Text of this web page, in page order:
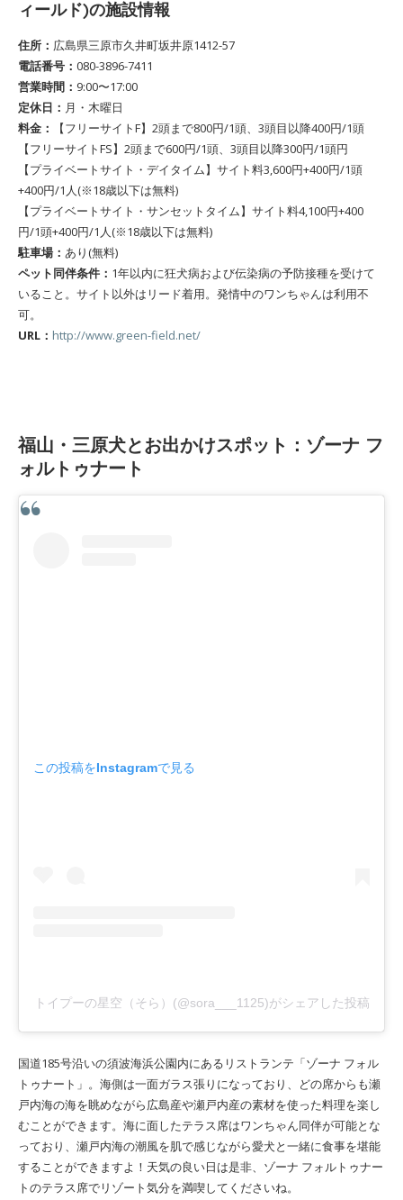
ィールド)の施設情報
住所： 広島県三原市久井町坂井原1412-57
電話番号： 080-3896-7411
営業時間： 9:00〜17:00
定休日： 月・木曜日
料金：
【フリーサイトF】2頭まで800円/1頭、3頭目以降400円/1頭
【フリーサイトFS】2頭まで600円/1頭、3頭目以降300円/1頭円
【プライベートサイト・デイタイム】サイト料3,600円+400円/1頭
+400円/1人(※18歳以下は無料)
【プライベートサイト・サンセットタイム】サイト料4,100円+400
円/1頭+400円/1人(※18歳以下は無料)
駐車場： あり(無料)
ペット同伴条件： 1年以内に狂犬病および伝染病の予防接種を受けて
いること。サイト以外はリード着用。発情中のワンちゃんは利用不
可。
URL： http://www.green-field.net/
福山・三原犬とお出かけスポット：ゾーナ フ
ォルトゥナート
この投稿をInstagramで見る
トイプーの星空（そら）(@sora___1125)がシェアした投稿
国道185号沿いの須波海浜公園内にあるリストランテ「ゾーナ フォル
トゥナート」。海側は一面ガラス張りになっており、どの席からも瀬
戸内海の海を眺めながら広島産や瀬戸内産の素材を使った料理を楽し
むことができます。海に面したテラス席はワンちゃん同伴が可能とな
っており、瀬戸内海の潮風を肌で感じながら愛犬と一緒に食事を堪能
することができますよ！天気の良い日は是非、ゾーナ フォルトゥナー
トのテラス席でリゾート気分を満喫してくださいね。